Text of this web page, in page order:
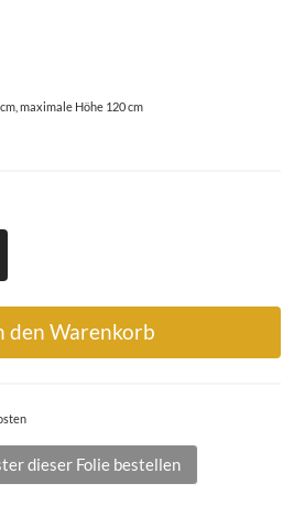
maximale Höhe 120 cm
den Warenkorb
dieser Folie bestellen